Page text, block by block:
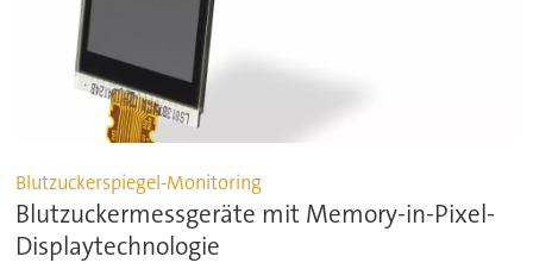
Blutzuckerspiegel-Monitoring
Blutzuckermessgeräte mit Memory-in-Pixel-
Displaytechnologie